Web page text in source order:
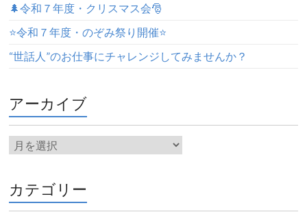
🌲令和７年度・クリスマス会🎅
⭐️令和７年度・のぞみ祭り開催⭐️
“世話人”のお仕事にチャレンジしてみませんか？
アーカイブ
カテゴリー